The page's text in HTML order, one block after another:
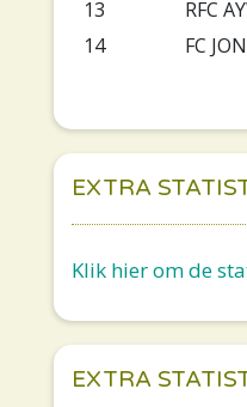
13
RFC
14
FC
EXTRA
Klik hier om de
EXTRA